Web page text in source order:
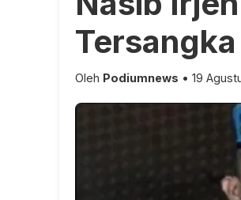
Tersangka
Oleh Podiumnews • 19